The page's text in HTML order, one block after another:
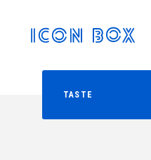
TASTE